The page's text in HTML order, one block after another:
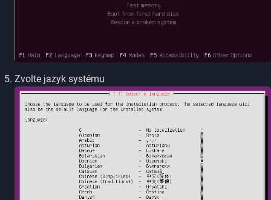
Zvolte jazyk systému